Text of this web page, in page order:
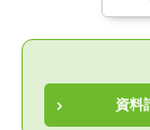
資料